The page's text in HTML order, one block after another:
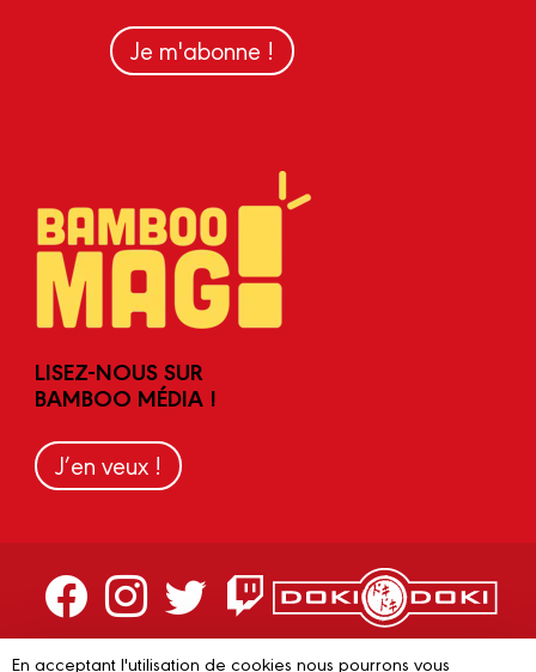
Je m'abonne !
LISEZ-NOUS SUR
BAMBOO MÉDIA !
J’en veux !
Contactez-nous
En acceptant l'utilisation de cookies nous pourrons vous